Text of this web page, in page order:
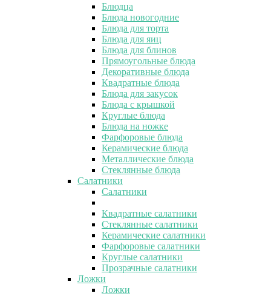
Блюдца
Блюда новогодние
Блюда для торта
Блюда для яиц
Блюда для блинов
Прямоугольные блюда
Декоративные блюда
Квадратные блюда
Блюда для закусок
Блюда с крышкой
Круглые блюда
Блюда на ножке
Фарфоровые блюда
Керамические блюда
Металлические блюда
Стеклянные блюда
Салатники
Салатники
Квадратные салатники
Стеклянные салатники
Керамические салатники
Фарфоровые салатники
Круглые салатники
Прозрачные салатники
Ложки
Ложки